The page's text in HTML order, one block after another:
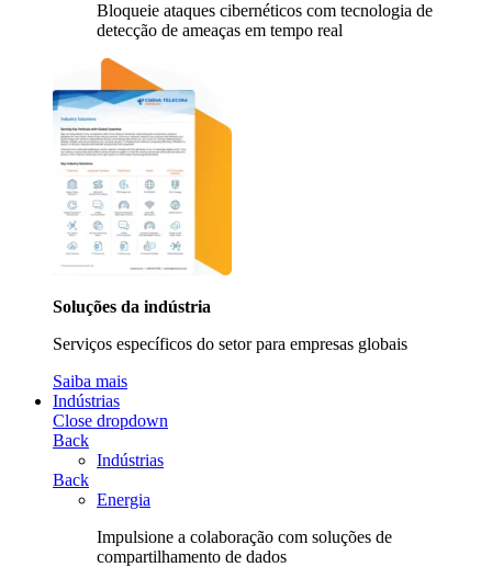
Bloqueie ataques cibernéticos com tecnologia de
detecção de ameaças em tempo real
Soluções da indústria
Serviços específicos do setor para empresas globais
Saiba mais
Indústrias
Close dropdown
Back
Indústrias
Back
Energia
Impulsione a colaboração com soluções de
compartilhamento de dados